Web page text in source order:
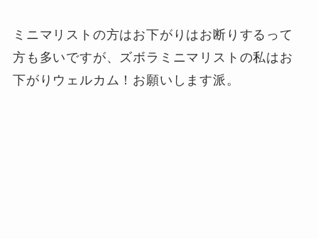
ミニマリストの方はお下がりはお断りするって
方も多いですが、ズボラミニマリストの私はお
下がりウェルカム！お願いします派。